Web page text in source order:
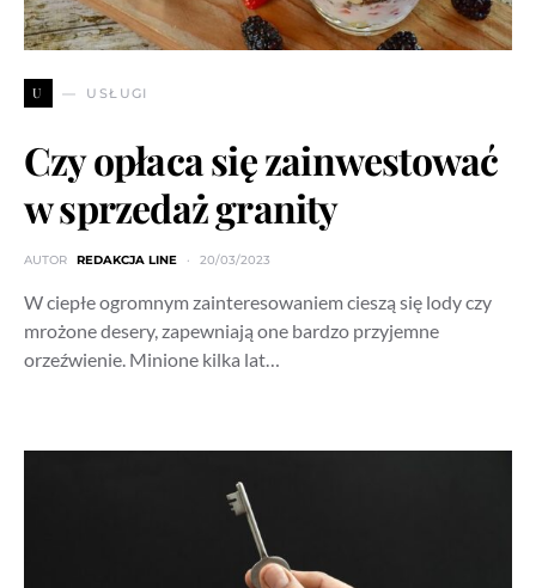
U USŁUGI
Czy opłaca się zainwestować
w sprzedaż granity
AUTOR REDAKCJA LINE 20/03/2023
W ciepłe ogromnym zainteresowaniem cieszą się lody czy
mrożone desery, zapewniają one bardzo przyjemne
orzeźwienie. Minione kilka lat…